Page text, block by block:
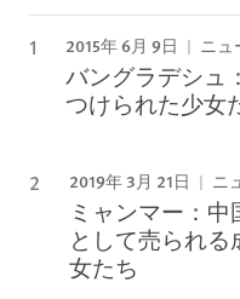
2015年 6月 9日 ニュ
バングラデシュ
つけられた少女
2019年 3月 21日 ニ
ミャンマー：中
として売られ
女たち